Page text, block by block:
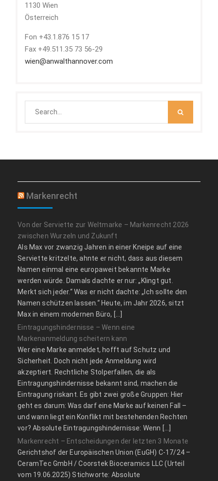
1130 Wien
Österreich
Fon +43.1.876 15 17
Fax +49.511.35 73 56-29
wien@anwalthannover.com
Markenrecht
Von der Serviette zur Weltmarke – Markenrecht 2026
zwischen Wurzeln und Zukunft
Als Max vor zwanzig Jahren in einer Kneipe auf eine
Serviette kritzelte, ahnte er nicht, dass aus diesem
Namen einmal eine europaweit bekannte Marke
werden würde. Damals dachte er nur: „Klingt gut.
Merkt sich jeder.“ Was er nicht dachte: „Ich sollte den
Namen schützen lassen.“ Heute, im Jahr 2026, sitzt
Max in einem modernen Büro, […]
Eintragungshindernisse – Wenn eine
Markenanmeldung scheitern kann
Wer eine Marke anmeldet, hofft auf Schutz und
Sicherheit. Doch nicht jede Anmeldung wird
akzeptiert. Rechtliche Stolperfallen, die als
Eintragungshindernisse bekannt sind, machen die
Eintragung riskant. Es gibt zwei große Gruppen: Hier
geht es darum: Was darf eine Marke auf keinen Fall –
und wann liegt ein Konflikt mit bestehenden Rechten
vor? Absolute Eintragungshindernisse: Wenn […]
Markenrecht – Entscheidungen der letzten 3 Monate
Gerichtshof der Europäischen Union (EuGH) C‑17/24 –
CeramTec GmbH / Coorstek Bioceramics LLC (Urteil
vom 19.06.2025) Stichworte: Absolute